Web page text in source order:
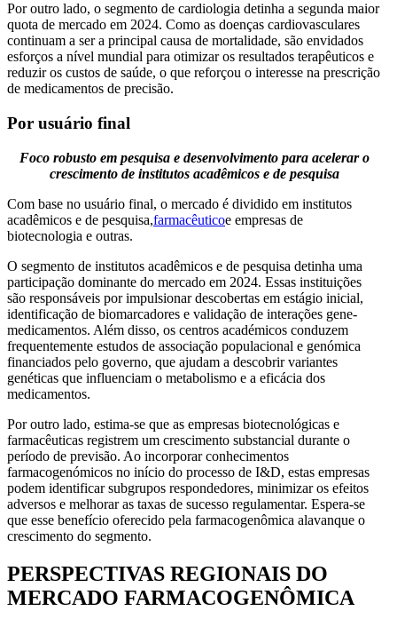
Por outro lado, o segmento de cardiologia detinha a segunda maior
quota de mercado em 2024. Como as doenças cardiovasculares
continuam a ser a principal causa de mortalidade, são envidados
esforços a nível mundial para otimizar os resultados terapêuticos e
reduzir os custos de saúde, o que reforçou o interesse na prescrição
de medicamentos de precisão.
Por usuário final
Foco robusto em pesquisa e desenvolvimento para acelerar o
crescimento de institutos acadêmicos e de pesquisa
Com base no usuário final, o mercado é dividido em institutos
acadêmicos e de pesquisa,farmacêuticoe empresas de
biotecnologia e outras.
O segmento de institutos acadêmicos e de pesquisa detinha uma
participação dominante do mercado em 2024. Essas instituições
são responsáveis ​​por impulsionar descobertas em estágio inicial,
identificação de biomarcadores e validação de interações gene-
medicamentos. Além disso, os centros académicos conduzem
frequentemente estudos de associação populacional e genómica
financiados pelo governo, que ajudam a descobrir variantes
genéticas que influenciam o metabolismo e a eficácia dos
medicamentos.
Por outro lado, estima-se que as empresas biotecnológicas e
farmacêuticas registrem um crescimento substancial durante o
período de previsão. Ao incorporar conhecimentos
farmacogenómicos no início do processo de I&D, estas empresas
podem identificar subgrupos respondedores, minimizar os efeitos
adversos e melhorar as taxas de sucesso regulamentar. Espera-se
que esse benefício oferecido pela farmacogenômica alavanque o
crescimento do segmento.
PERSPECTIVAS REGIONAIS DO
MERCADO FARMACOGENÔMICA